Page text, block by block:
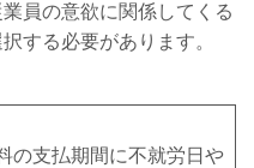
員の意欲に関係してくる
する必要があります。
の支払期間に不就労日や